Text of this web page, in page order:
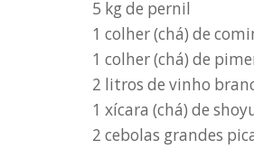
5 kg de pernil
1 colher (chá) de
1 colher (chá) de
2 litros de vinho
1 xícara (chá) de
2 cebolas grandes